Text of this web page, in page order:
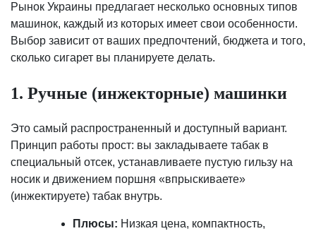
Рынок Украины предлагает несколько основных типов
машинок, каждый из которых имеет свои особенности.
Выбор зависит от ваших предпочтений, бюджета и того,
сколько сигарет вы планируете делать.
1. Ручные (инжекторные) машинки
Это самый распространенный и доступный вариант.
Принцип работы прост: вы закладываете табак в
специальный отсек, устанавливаете пустую гильзу на
носик и движением поршня «впрыскиваете»
(инжектируете) табак внутрь.
Плюсы: Низкая цена, компактность,